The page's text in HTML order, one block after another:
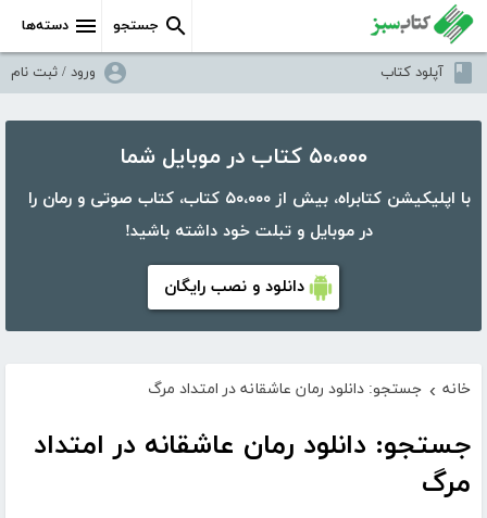
دسته‌ها جستجو
آپلود کتاب ورود / ثبت نام
۵۰،۰۰۰ کتاب در موبایل شما
با اپلیکیشن کتابراه، بیش از ۵۰،۰۰۰ کتاب، کتاب صوتی و رمان را
در موبایل و تبلت خود داشته باشید!
دانلود و نصب رایگان
خانه › جستجو: دانلود رمان عاشقانه در امتداد مرگ
جستجو: دانلود رمان عاشقانه در امتداد
مرگ